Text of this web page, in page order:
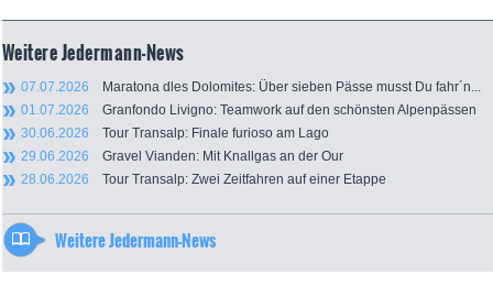
Weitere Jedermann-News
07.07.2026 Maratona dles Dolomites: Über sieben Pässe musst Du fahr´n...
01.07.2026 Granfondo Livigno: Teamwork auf den schönsten Alpenpässen
30.06.2026 Tour Transalp: Finale furioso am Lago
29.06.2026 Gravel Vianden: Mit Knallgas an der Our
28.06.2026 Tour Transalp: Zwei Zeitfahren auf einer Etappe
Weitere Jedermann-News